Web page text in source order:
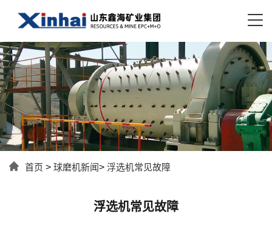
首页 > 球磨机新闻> 浮选机常见故障
浮选机常见故障